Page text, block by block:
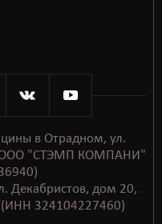
в Отрадном, ул.
- ООО "СТЭМП КОМПАНИ"
Декабристов, дом 20,
(ИНН 324104227460)